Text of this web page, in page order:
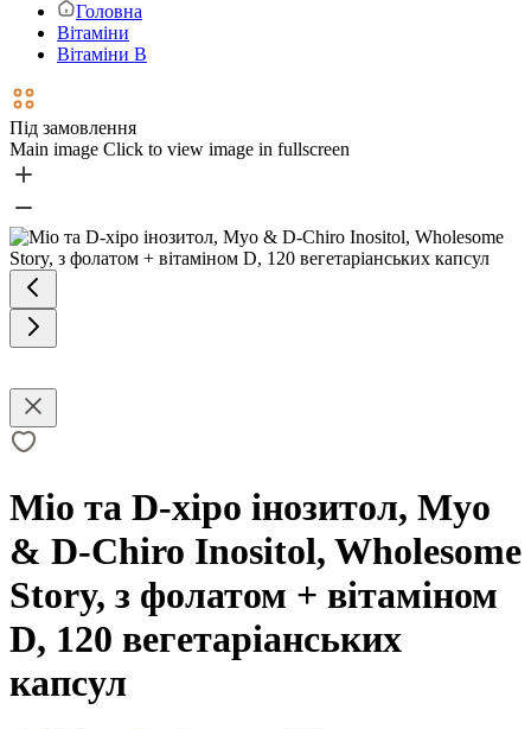
Головна
Вітаміни
Вітаміни В
Під замовлення
Main image Click to view image in fullscreen
Міо та D-хіро інозитол, Myo
& D-Chiro Inositol, Wholesome
Story, з фолатом + вітаміном
D, 120 вегетаріанських
капсул